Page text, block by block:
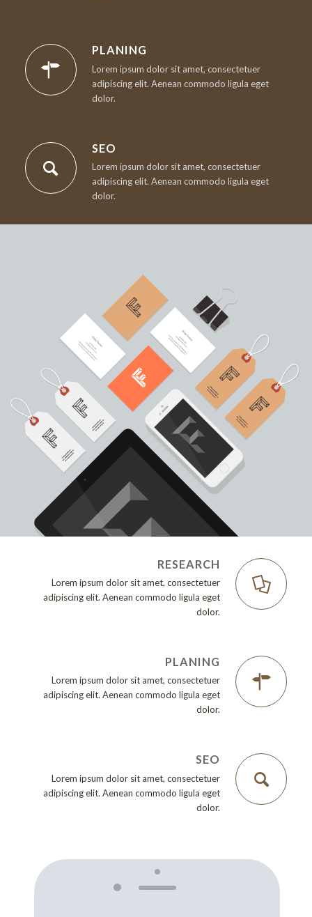
PLANING
Lorem ipsum dolor sit amet, consectetuer
adipiscing elit. Aenean commodo ligula eget
dolor.
SEO
Lorem ipsum dolor sit amet, consectetuer
adipiscing elit. Aenean commodo ligula eget
dolor.
RESEARCH
Lorem ipsum dolor sit amet, consectetuer
adipiscing elit. Aenean commodo ligula eget
dolor.
PLANING
Lorem ipsum dolor sit amet, consectetuer
adipiscing elit. Aenean commodo ligula eget
dolor.
SEO
Lorem ipsum dolor sit amet, consectetuer
adipiscing elit. Aenean commodo ligula eget
dolor.